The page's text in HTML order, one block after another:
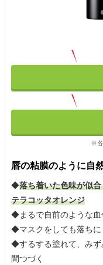
※各
唇の粘膜のように自
◆落ち着いた色味が似
テラコッタオレンジ
◆まるで自前のような血
◆マスクをしても落ちに
◆するする塗れて、みず
間つづく